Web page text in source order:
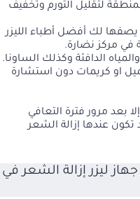
لتقليل التورم وتخفيف
لك أفضل أطباء الليزر
في مركز نضارة.
الدافئة وكذلك الساونا.
او كريمات دون استشارة
بعد مرور فترة التعافي
تكون عندها إزالة الشعر
ليزر إزالة الشعر في